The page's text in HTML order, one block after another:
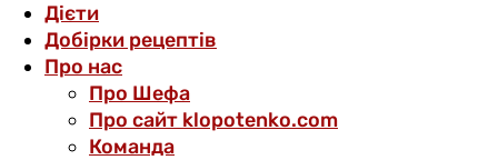
Дієти
Добірки рецептів
Про нас
Про Шефа
Про сайт klopotenko.com
Команда